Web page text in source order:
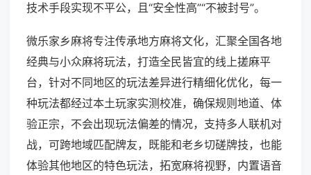
技术手段实现不平公，且“安全性高”“不被封号”。
微乐家乡麻将专注传承地方麻将文化，汇聚全国各地
经典与小众麻将玩法，打造全民皆宜的线上搓麻平
台，针对不同地区的玩法差异进行精细化优化，每一
种玩法都经过本土玩家实测校准，确保规则地道、体
验正宗，不会出现玩法偏差的情况，支持多人联机对
战，可跨地域匹配牌友，既能和老乡切磋牌技，也能
体验其他地区的特色玩法，拓宽麻将视野，内置语音